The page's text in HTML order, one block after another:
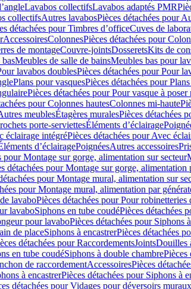
Lavabos collectifsLavabos adaptés PMR
collectifsAutres lavabosPièces détachées pour
détachées pour Timbres dʼofficeCuves de
AccessoiresColonnesPièces détachées pour
de montageCouvre-jointsDosseretsKits de
Meubles de salle de bainsMeubles bas pour
lavabos doublesPièces détachées pour Pour
Plans pour vasquesPièces détachées pour
Pièces détachées pour Pour vasque à
pour Colonnes hautesColonnes mi-haute
meublesÉtagères muralesPièces détachées
porte-serviettesÉléments d’éclairage
éclairage intégréPièces détachées pour Avec
d’éclairagePoignéesAutres accessoires
pour Montage sur gorge, alimentation sur secteur
détachées pour Montage sur gorge, alimentation
pour Montage mural, alimentation sur
pour Montage mural, alimentation par
lavaboPièces détachées pour Pour robinetteries
lavaboSiphons en tube coudéPièces détachées
pour lavaboPièces détachées pour Siphons
de placeSiphons à encastrerPièces détachées
détachées pour RaccordementsJointsDouilles
en tube coudéSiphons à double chambrePièces
de raccordementAccessoiresPièces
à encastrerPièces détachées pour Siphons à
détachées pour Vidages pour déversoirs muraux